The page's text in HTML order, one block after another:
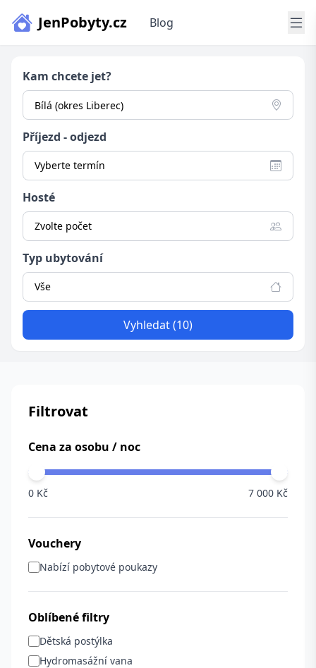
JenPobyty.cz Blog
Kam chcete jet?
Příjezd - odjezd
Vyberte termín
Hosté
Zvolte počet
Typ ubytování
Vše
Vyhledat (10)
Filtrovat
Cena za osobu / noc
0 Kč 7 000 Kč
Vouchery
Nabízí pobytové poukazy
Oblíbené filtry
Dětská postýlka
Hydromasážní vana